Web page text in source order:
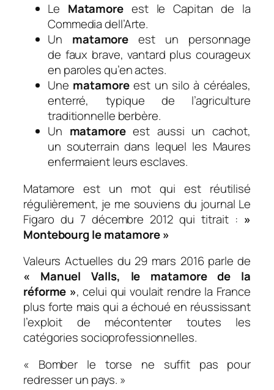
Le Matamoreest le Capitan de la
Commedia dell’Arte.
Un matamore est un personnage
de faux brave, vantard plus courageux
en paroles qu’en actes.
Une matamoreest un silo à céréales,
enterré, typique de l’agriculture
traditionnelle berbère.
Un matamoreest aussi un cachot,
un souterrain dans lequel les Maures
enfermaient leurs esclaves.
Matamore est un mot qui est réutilisé
régulièrement, je me souviens du journal Le
Figaro du 7 décembre 2012 qui titrait : »
Montebourg le matamore »
Valeurs Actuelles du 29 mars 2016 parle de
« Manuel Valls, le matamore de la
réforme », celui qui voulait rendre la France
plus forte mais qui a échoué en réussissant
l’exploit de mécontenter toutes les
catégories socioprofessionnelles.
« Bomber le torse ne suffit pas pour
redresser un pays. »